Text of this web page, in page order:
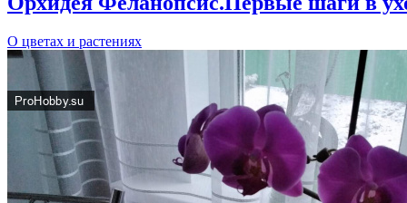
О цветах и растениях